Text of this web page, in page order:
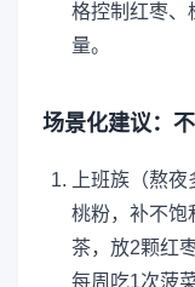
格控制红枣、
量。
场景化建议：
上班族（熬
桃粉，补不饱
茶，放2颗红
每周吃1次菠